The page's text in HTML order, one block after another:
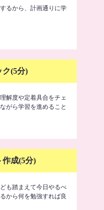
るから、計画通りに学
ク(5分)
解度や定着具合をチェ
がら学習を進めること
成(5分)
も踏まえて今日やるべ
から何を勉強すれば良